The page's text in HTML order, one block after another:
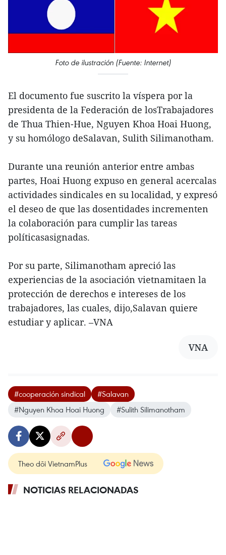
Foto de ilustración (Fuente: Internet)
El documento fue suscrito la víspera por la
presidenta de la Federación de losTrabajadores
de Thua Thien-Hue, Nguyen Khoa Hoai Huong,
y su homólogo deSalavan, Sulith Silimanotham.
Durante una reunión anterior entre ambas
partes, Hoai Huong expuso en general acercalas
actividades sindicales en su localidad, y expresó
el deseo de que las dosentidades incrementen
la colaboración para cumplir las tareas
políticasasignadas.
Por su parte, Silimanotham apreció las
experiencias de la asociación vietnamitaen la
protección de derechos e intereses de los
trabajadores, las cuales, dijo,Salavan quiere
estudiar y aplicar. –VNA
VNA
#cooperación sindical
#Salavan
#Nguyen Khoa Hoai Huong
#Sulith Silimanotham
Theo dõi VietnamPlus
NOTICIAS RELACIONADAS